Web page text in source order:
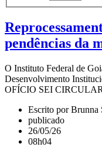
pendências da
O Instituto Federal de
Desenvolvimento
OFÍCIO SEI CIRCULAR
Escrito por Brunna
publicado
26/05/26
08h04